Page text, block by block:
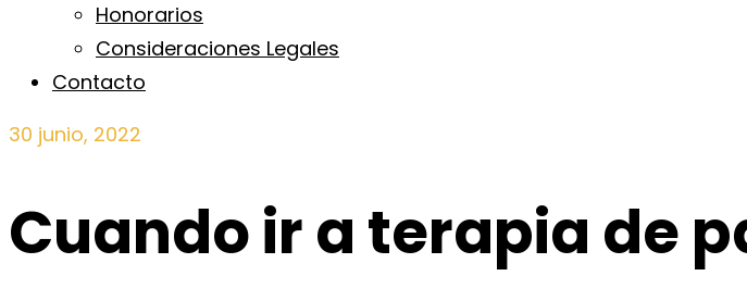
Honorarios
Consideraciones Legales
Contacto
30 junio, 2022
Cuando ir a terapia de